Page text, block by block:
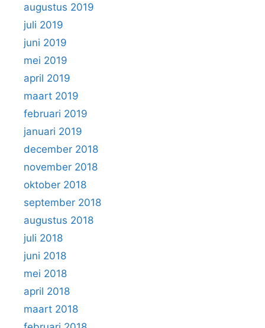
augustus 2019
juli 2019
juni 2019
mei 2019
april 2019
maart 2019
februari 2019
januari 2019
december 2018
november 2018
oktober 2018
september 2018
augustus 2018
juli 2018
juni 2018
mei 2018
april 2018
maart 2018